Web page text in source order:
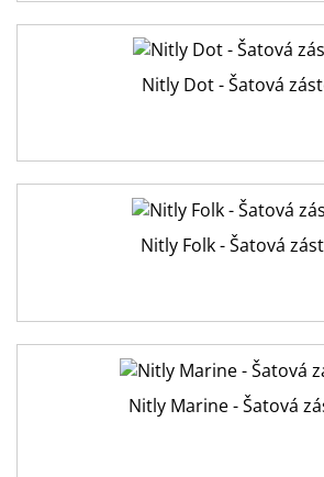
Nitly Dot - Šatová
Nitly Folk - Šatová
Nitly Marine - Šatová